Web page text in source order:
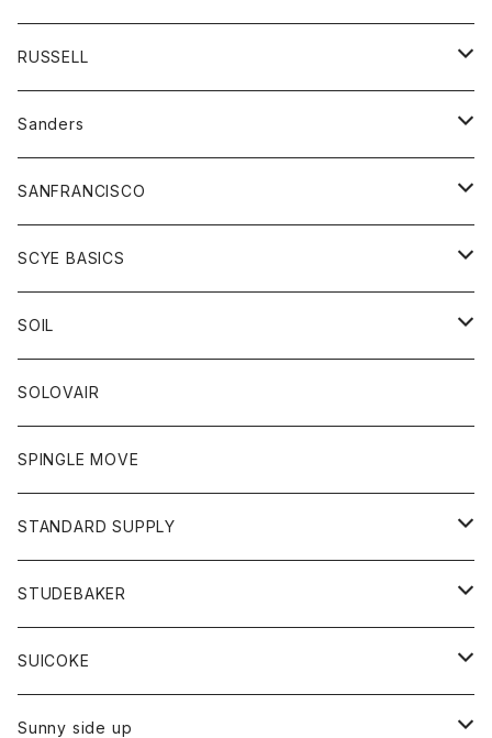
ニット
ベスト
ボトム
ワンピース
オーバーオール
ボトム
ペインターパンツ
Tシャツ
グッズ
帽子
RUSSELL
アウター
コート
パーカー
スカート
Tシャツ
トップス
Tシャツ
トレーナー
ボトム
ショートパンツ
スカート
レディース
スカート
Tシャツ
アクセサリー
バック
Sanders
グッズ
靴
SANFRANCISCO
アウター
カーディガン
コート
グッズ
ネクタイ
グローブ
アクセサリー
トップス
カットソー
カーディガン
ボトム
ショートパンツ
パンツ
レディース
カットソー
カーディガン
SCYE BASICS
ボトム
ジーンズ
チノパン
トップス
ポロシャツ
ベスト
靴
SOIL
靴
ワンピース
トップス
カットソー
ボトム
パンツ
オーバーオール
SOLOVAIR
SPINGLE MOVE
STANDARD SUPPLY
財布
バッグ
STUDEBAKER
アクセサリー
ブレスレット
SUICOKE
ブーツ
Sunny side up